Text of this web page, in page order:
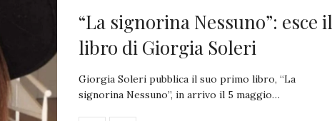
“La signorina Nessuno”: esce il
libro di Giorgia Soleri
Giorgia Soleri pubblica il suo primo libro, “La
signorina Nessuno”, in arrivo il 5 maggio…